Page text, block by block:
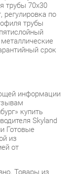
срок
информации
Skyland
из
от
Товары из
вы
на этаж